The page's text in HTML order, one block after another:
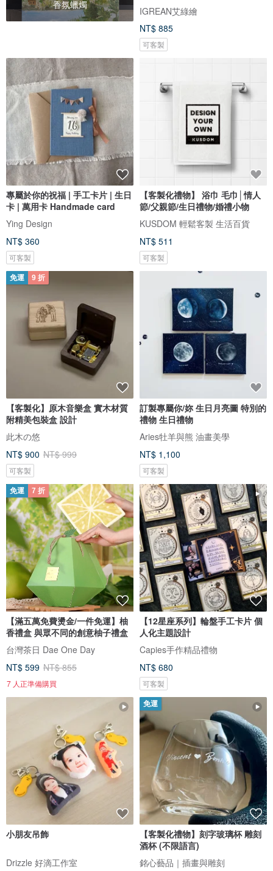
香氛蠟燭
IGREAN艾綠繪
NT$ 885
可客製
專屬於你的祝福 | 手工卡片 | 生日
卡 | 萬用卡 Handmade card
Ying Design
NT$ 360
可客製
【客製化禮物】 浴巾 毛巾│情人
節/父親節/生日禮物/婚禮小物
KUSDOM 輕鬆客製 生活百貨
NT$ 511
可客製
免運 9 折
【客製化】原木音樂盒 實木材質
附精美包裝盒 設計
此木の悠
NT$ 900 NT$ 999
可客製
訂製專屬你/妳 生日月亮圖 特別的
禮物 生日禮物
Aries牡羊與熊 油畫美學
NT$ 1,100
可客製
免運 7 折
【滿五萬免費燙金/一件免運】柚
香禮盒 與眾不同的創意柚子禮盒
台灣茶日 Dae One Day
NT$ 599 NT$ 855
7 人正準備購買
【12星座系列】輪盤手工卡片 個
人化主題設計
Capies手作精品禮物
NT$ 680
可客製
小朋友吊飾
Drizzle 好滴工作室
免運
【客製化禮物】刻字玻璃杯 雕刻
酒杯 (不限語言)
銘心藝品｜插畫與雕刻